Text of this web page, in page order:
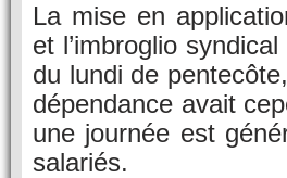
La mise en
et l’imbroglio
du lundi de
dépendance avait
une journée est
salariés.